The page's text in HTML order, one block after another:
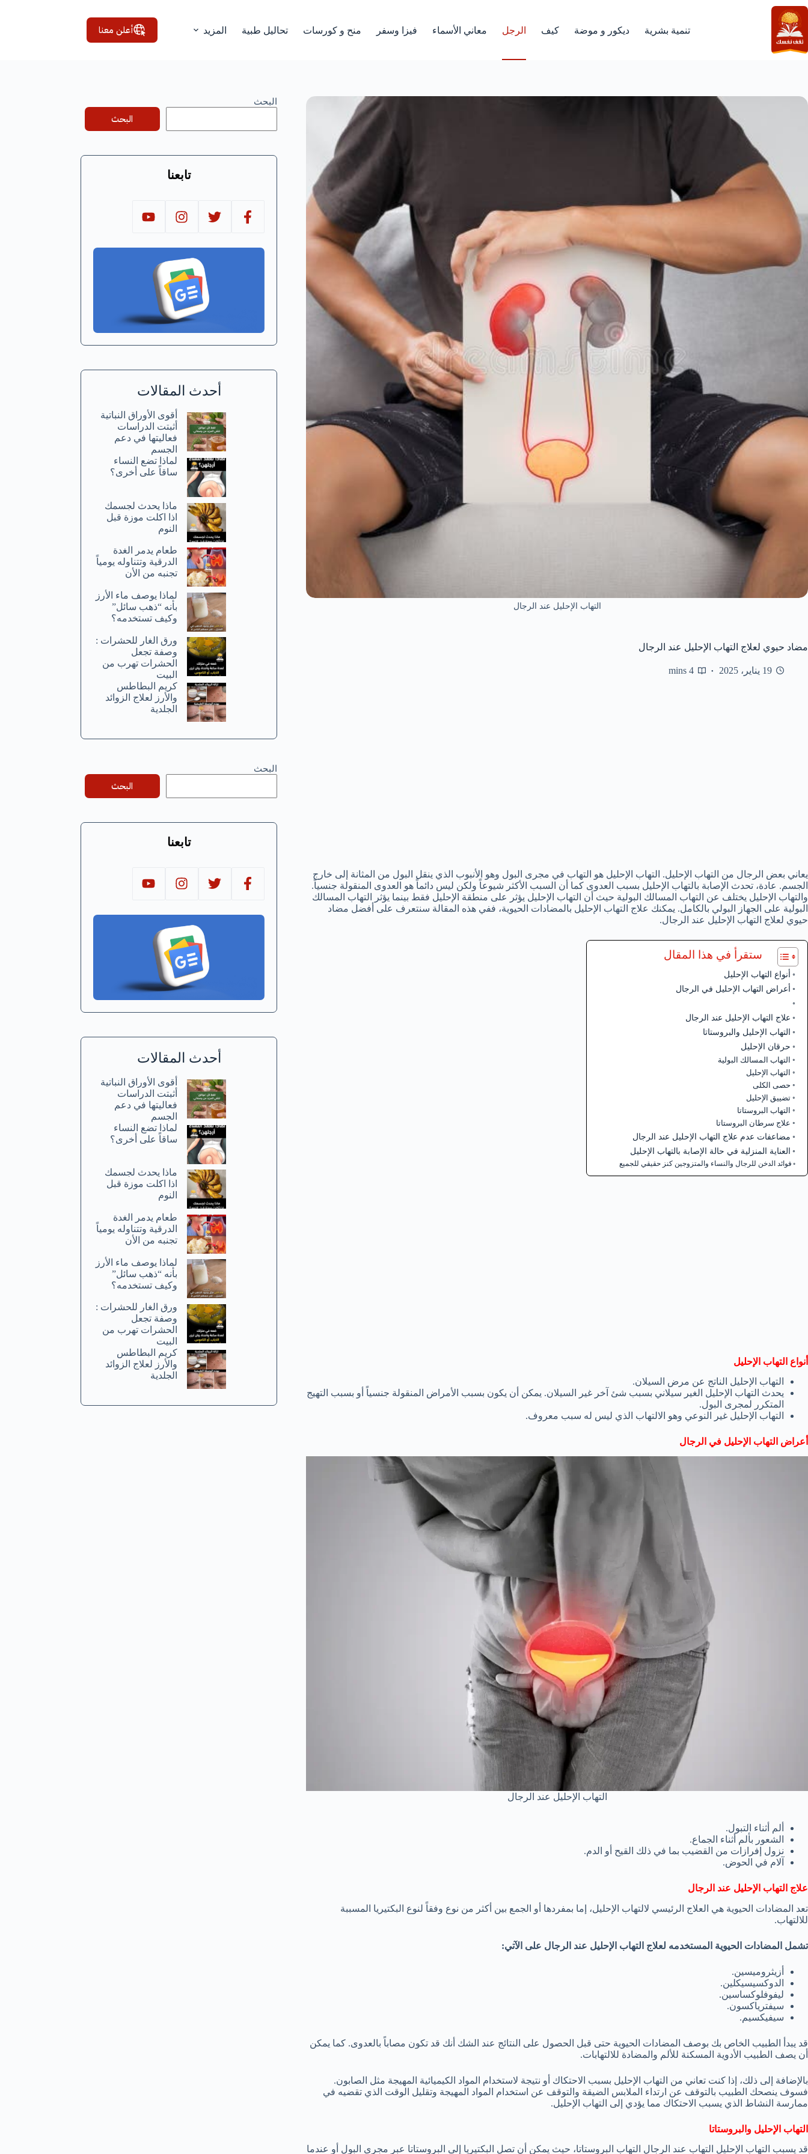
التجاوز
إلى
المحتوى
تنمية بشرية ديكور و موضة كيف الرجل معاني الأسماء فيزا وسفر منح و كورسات تحاليل طبية المزيد أعلن معنا
التهاب الإحليل عند الرجال
مضاد حيوي لعلاج التهاب الإحليل عند الرجال
19 يناير، 2025 4 mins
يعاني بعض الرجال من التهاب الإحليل. التهاب الإحليل هو التهاب في مجرى البول وهو الأنبوب الذي ينقل البول من المثانة إلى خارج
الجسم. عادة، تحدث الإصابة بالتهاب الإحليل بسبب العدوى كما أن السبب الأكثر شيوعاً ولكن ليس دائماً هو العدوى المنقولة جنسياً.
والتهاب الإحليل يختلف عن التهاب المسالك البولية حيث أن التهاب الإحليل يؤثر على منطقة الإحليل فقط بينما يؤثر التهاب المسالك
البولية على الجهاز البولي بالكامل. يمكنك علاج التهاب الإحليل بالمضادات الحيوية، ففي هذه المقالة سنتعرف على أفضل مضاد
حيوي لعلاج التهاب الإحليل عند الرجال.
ستقرأ في هذا المقال
أنواع التهاب الإحليل
أعراض التهاب الإحليل في الرجال
علاج التهاب الإحليل عند الرجال
التهاب الإحليل والبروستاتا
حرقان الإحليل
التهاب المسالك البولية
التهاب الإحليل
حصى الكلى
تضييق الإحليل
التهاب البروستاتا
علاج سرطان البروستاتا
مضاعفات عدم علاج التهاب الإحليل عند الرجال
العناية المنزلية في حالة الإصابة بالتهاب الإحليل
فوائد الدخن للرجال والنساء والمتزوجين كنز حقيقي للجميع
أنواع التهاب الإحليل
التهاب الإحليل الناتج عن مرض السيلان.
يحدث التهاب الإحليل الغير سيلاني بسبب شئ آخر غير السيلان. يمكن أن يكون بسبب الأمراض المنقولة جنسياً أو بسبب التهيج
المتكرر لمجرى البول.
التهاب الإحليل غير النوعي وهو الالتهاب الذي ليس له سبب معروف.
أعراض التهاب الإحليل في الرجال
التهاب الإحليل عند الرجال
ألم أثناء التبول.
الشعور بألم أثناء الجماع.
نزول إفرازات من القضيب بما في ذلك القيح أو الدم.
آلام في الحوض.
علاج التهاب الإحليل عند الرجال
تعد المضادات الحيوية هي العلاج الرئيسي لالتهاب الإحليل، إما بمفردها أو الجمع بين أكثر من نوع وفقاً لنوع البكتيريا المسببة
للالتهاب.
تشمل المضادات الحيوية المستخدمه لعلاج التهاب الإحليل عند الرجال على الآتي:
أزيثروميسين.
الدوكسيسيكلين.
ليفوفلوكساسين.
سيفترياكسون.
سيفيكسيم.
قد يبدأ الطبيب الخاص بك بوصف المضادات الحيوية حتى قبل الحصول على النتائج عند الشك أنك قد تكون مصاباً بالعدوى. كما يمكن
أن يصف الطبيب الأدوية المسكنة للألم والمضادة للالتهابات.
بالإضافة إلى ذلك، إذا كنت تعاني من التهاب الإحليل بسبب الاحتكاك أو نتيجة لاستخدام المواد الكيميائية المهيجة مثل الصابون.
فسوف ينصحك الطبيب بالتوقف عن ارتداء الملابس الضيقة والتوقف عن استخدام المواد المهيجة وتقليل الوقت الذي تقضيه في
ممارسة النشاط الذي يسبب الاحتكاك مما يؤدي إلى التهاب الإحليل.
التهاب الإحليل والبروستاتا
قد يسبب التهاب الإحليل التهاب عند الرجال التهاب البروستاتا، حيث يمكن أن تصل البكتيريا إلى البروستاتا عبر مجرى البول أو عندما
البحث
البحث
تابعنا
أحدث المقالات
أقوى الأوراق النباتية
أثبتت الدراسات
فعاليتها في دعم
الجسم
لماذا تضع النساء
ساقاً على أخرى؟
ماذا يحدث لجسمك
اذا اكلت موزة قبل
النوم
طعام يدمر الغدة
الدرقية وتتناوله يومياً
تجنبه من الأن
لماذا يوصف ماء الأرز
بأنه “ذهب سائل”
وكيف تستخدمه؟
ورق الغار للحشرات :
وصفة تجعل
الحشرات تهرب من
البيت
كريم البطاطس
والأرز لعلاج الزوائد
الجلدية
البحث
البحث
تابعنا
أحدث المقالات
أقوى الأوراق النباتية
أثبتت الدراسات
فعاليتها في دعم
الجسم
لماذا تضع النساء
ساقاً على أخرى؟
ماذا يحدث لجسمك
اذا اكلت موزة قبل
النوم
طعام يدمر الغدة
الدرقية وتتناوله يومياً
تجنبه من الأن
لماذا يوصف ماء الأرز
بأنه “ذهب سائل”
وكيف تستخدمه؟
ورق الغار للحشرات :
وصفة تجعل
الحشرات تهرب من
البيت
كريم البطاطس
والأرز لعلاج الزوائد
الجلدية